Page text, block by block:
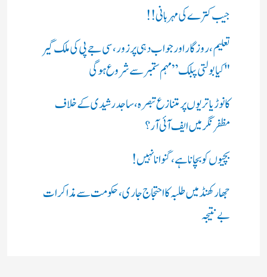
جیب کترے کی مہربانی !!
تعلیم، روزگار اور جواب دہی پر زور، سی جے پی کی ملک گیر
"کیا بولتی پبلک” مہم ستمبر سے شروع ہوگی
کانوڑ یاتریوں پر متنازع تبصرہ، ساجد رشیدی کے خلاف
مظفرنگر میں ایف آئی آر؟
بچیوں کو بچانا ہے، گنوانا نہیں!
جھارکھنڈ میں طلبہ کا احتجاج جاری، حکومت سے مذاکرات
بے نتیجہ